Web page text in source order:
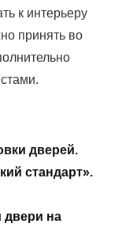
к интерьеру
принять во
дверей.
стандарт».
двери на